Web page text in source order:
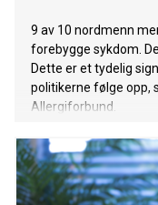
9 av 10 nordmenn
forebygge sykdom.
Dette er et tydelig
politikerne følge opp,
Allergiforbund.